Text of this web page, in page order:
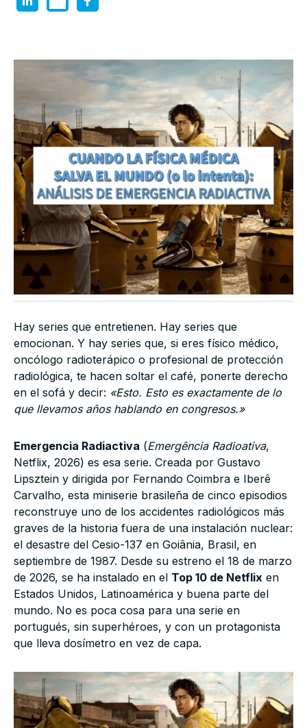
Hay series que entretienen. Hay series que
emocionan. Y hay series que, si eres físico médico,
oncólogo radioterápico o profesional de protección
radiológica, te hacen soltar el café, ponerte derecho
en el sofá y decir: «Esto. Esto es exactamente de lo
que llevamos años hablando en congresos.»
Emergencia Radiactiva (Emergência Radioativa,
Netflix, 2026) es esa serie. Creada por Gustavo
Lipsztein y dirigida por Fernando Coimbra e Iberê
Carvalho, esta miniserie brasileña de cinco episodios
reconstruye uno de los accidentes radiológicos más
graves de la historia fuera de una instalación nuclear:
el desastre del Cesio-137 en Goiânia, Brasil, en
septiembre de 1987. Desde su estreno el 18 de marzo
de 2026, se ha instalado en el Top 10 de Netflix en
Estados Unidos, Latinoamérica y buena parte del
mundo. No es poca cosa para una serie en
portugués, sin superhéroes, y con un protagonista
que lleva dosímetro en vez de capa.